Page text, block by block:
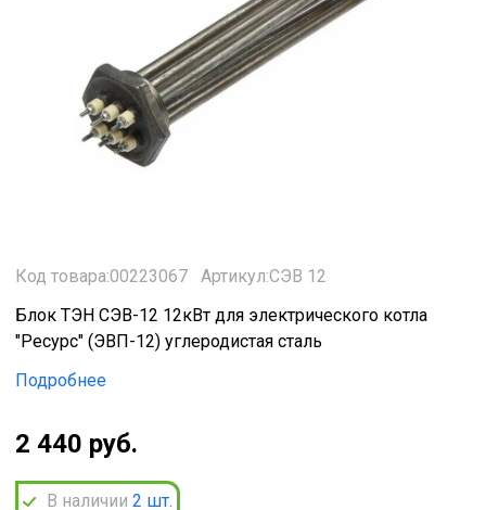
Код товара:00223067
Артикул:СЭВ 12
Блок ТЭН СЭВ-12 12кВт для электрического котла
"Ресурс" (ЭВП-12) углеродистая сталь
Подробнее
2 440 руб.
В наличии 2 шт.